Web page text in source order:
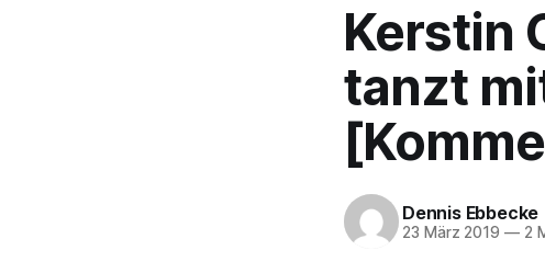
Kerstin
tanzt
Dennis Ebbecke
23 März 2019 —2